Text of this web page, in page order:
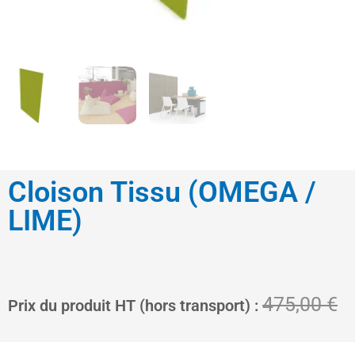
Cloison Tissu (OMEGA /
LIME)
Prix du produit HT (hors transport) : 475,00€
Le